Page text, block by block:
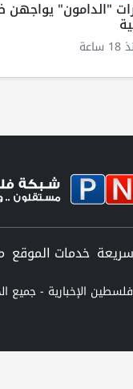
"الدامون" يواجهن
خدمات الموقع
الإخبارية - جميع